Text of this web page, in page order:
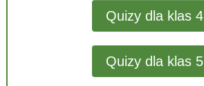
Quizy dla klas 4
Quizy dla klas 5